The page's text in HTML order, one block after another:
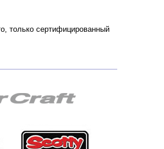
только сертифицированный